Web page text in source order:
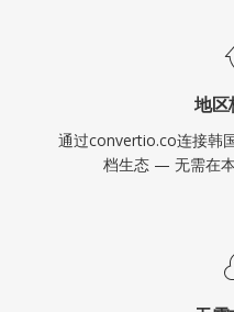
地区
通过convertio.co连接韩
档生态 — 无需在本